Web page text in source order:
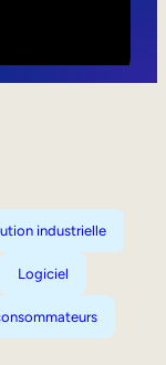
industrielle
Logiciel